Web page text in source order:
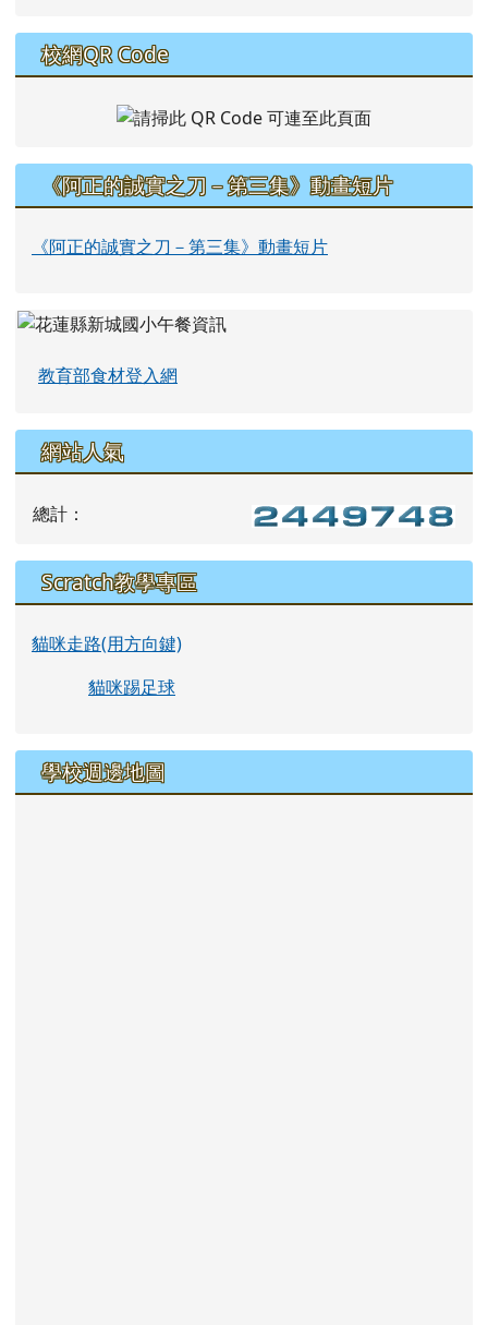
校網QR Code
《阿正的誠實之刀－第三集》動畫短片
《阿正的誠實之刀－第三集》動畫短片
教育部食材登入網
網站人氣
總計：
Scratch教學專區
貓咪走路(用方向鍵)
貓咪踢足球
學校週邊地圖